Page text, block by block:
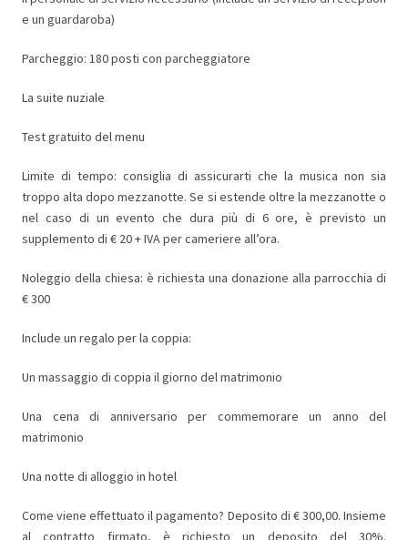
e un guardaroba)
Parcheggio: 180 posti con parcheggiatore
La suite nuziale
Test gratuito del menu
Limite di tempo: consiglia di assicurarti che la musica non sia
troppo alta dopo mezzanotte. Se si estende oltre la mezzanotte o
nel caso di un evento che dura più di 6 ore, è previsto un
supplemento di € 20 + IVA per cameriere all’ora.
Noleggio della chiesa: è richiesta una donazione alla parrocchia di
€ 300
Include un regalo per la coppia:
Un massaggio di coppia il giorno del matrimonio
Una cena di anniversario per commemorare un anno del
matrimonio
Una notte di alloggio in hotel
Come viene effettuato il pagamento? Deposito di € 300,00. Insieme
al contratto firmato, è richiesto un deposito del 30%.